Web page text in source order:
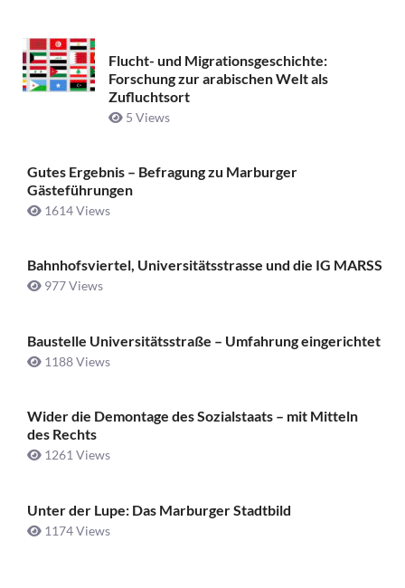
Flucht- und Migrationsgeschichte:
Forschung zur arabischen Welt als
Zufluchtsort
5 Views
Gutes Ergebnis – Befragung zu Marburger
Gästeführungen
1614 Views
Bahnhofsviertel, Universitätsstrasse und die IG MARSS
977 Views
Baustelle Universitätsstraße ­– Umfahrung eingerichtet
1188 Views
Wider die Demontage des Sozialstaats – mit Mitteln
des Rechts
1261 Views
Unter der Lupe: Das Marburger Stadtbild
1174 Views